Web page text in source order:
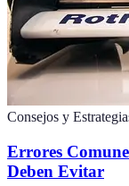
Consejos y
Errores
Deben Evitar